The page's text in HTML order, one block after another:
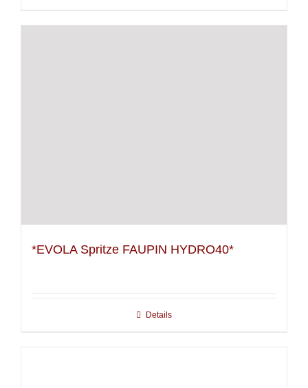
*EVOLA Spritze FAUPIN HYDRO40*
Details